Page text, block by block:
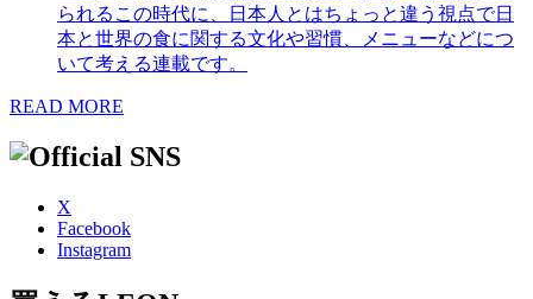
られるこの時代に、日本人とはちょっと違う視点で日
本と世界の食に関する文化や習慣、メニューなどにつ
いて考える連載です。
READ MORE
X
Facebook
Instagram